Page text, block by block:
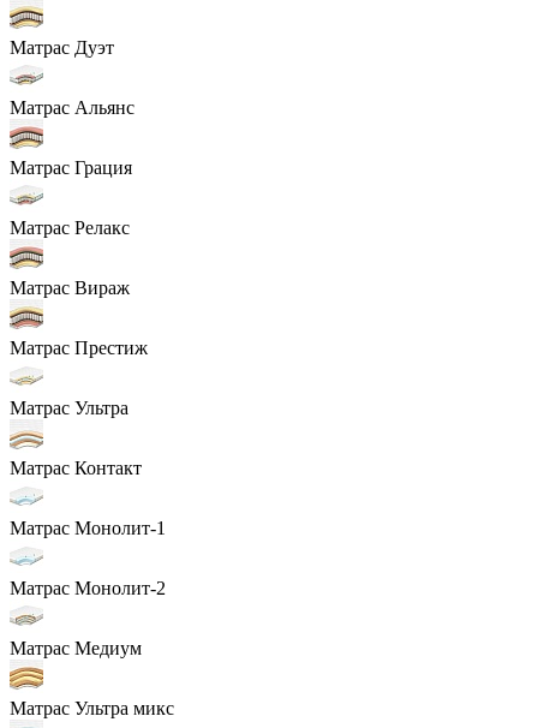
Матрас Дуэт
Матрас Альянс
Матрас Грация
Матрас Релакс
Матрас Вираж
Матрас Престиж
Матрас Ультра
Матрас Контакт
Матрас Монолит-1
Матрас Монолит-2
Матрас Медиум
Матрас Ультра микс